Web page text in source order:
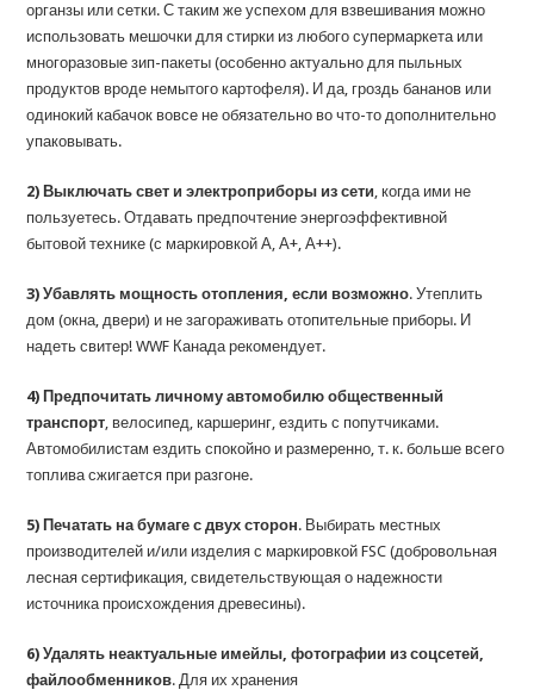
органзы или сетки. С таким же успехом для взвешивания можно
использовать мешочки для стирки из любого супермаркета или
многоразовые зип-пакеты (особенно актуально для пыльных
продуктов вроде немытого картофеля). И да, гроздь бананов или
одинокий кабачок вовсе не обязательно во что-то дополнительно
упаковывать.
2) Выключать свет и электроприборы из сети, когда ими не
пользуетесь. Отдавать предпочтение энергоэффективной
бытовой технике (с маркировкой А, А+, А++).
3) Убавлять мощность отопления, если возможно. Утеплить
дом (окна, двери) и не загораживать отопительные приборы. И
надеть свитер! WWF Канада рекомендует.
4) Предпочитать личному автомобилю общественный
транспорт, велосипед, каршеринг, ездить с попутчиками.
Автомобилистам ездить спокойно и размеренно, т. к. больше всего
топлива сжигается при разгоне.
5) Печатать на бумаге с двух сторон. Выбирать местных
производителей и/или изделия с маркировкой FSC (добровольная
лесная сертификация, свидетельствующая о надежности
источника происхождения древесины).
6) Удалять неактуальные имейлы, фотографии из соцсетей,
файлообменников. Для их хранения